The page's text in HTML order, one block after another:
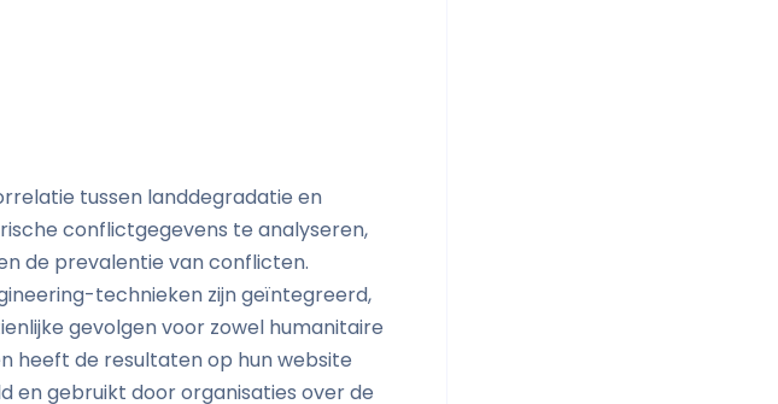
tussen landdegradatie en
conflictgegevens te analyseren,
de prevalentie van conflicten.
technieken zijn geïntegreerd,
gevolgen voor zowel humanitaire
heeft de resultaten op hun website
en gebruikt door organisaties over de